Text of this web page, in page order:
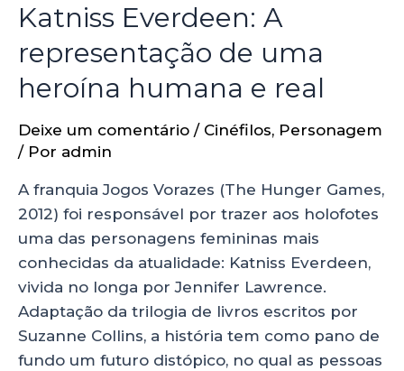
Katniss Everdeen: A
representação de uma
heroína humana e real
Deixe um comentário / Cinéfilos, Personagem
/ Por admin
A franquia Jogos Vorazes (The Hunger Games,
2012) foi responsável por trazer aos holofotes
uma das personagens femininas mais
conhecidas da atualidade: Katniss Everdeen,
vivida no longa por Jennifer Lawrence.
Adaptação da trilogia de livros escritos por
Suzanne Collins, a história tem como pano de
fundo um futuro distópico, no qual as pessoas